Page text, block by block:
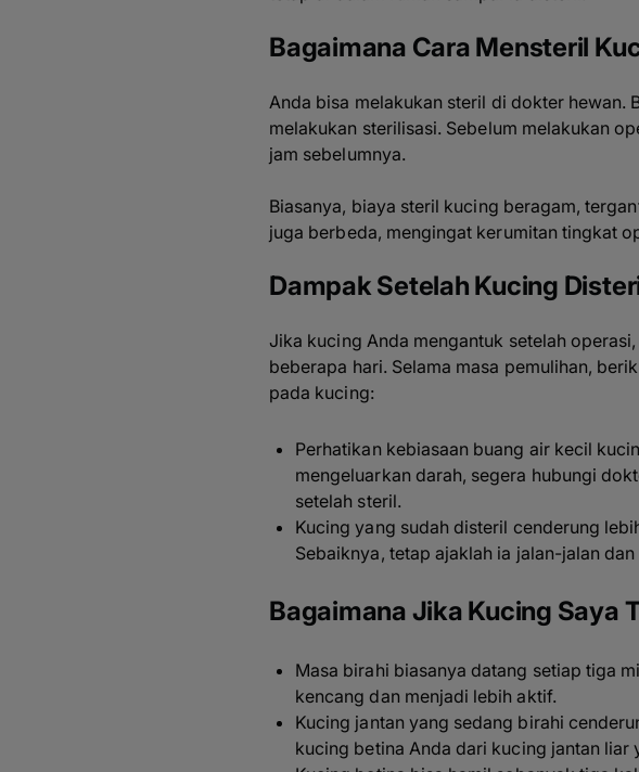
Bagaimana Cara Mensteril
Anda bisa melakukan steril di dokter hewan.
melakukan sterilisasi. Sebelum melakukan
jam sebelumnya.
Biasanya, biaya steril kucing beragam,
juga berbeda, mengingat kerumitan tingkat
Dampak Setelah Kucing
Jika kucing Anda mengantuk setelah
beberapa hari. Selama masa pemulihan,
pada kucing:
Perhatikan kebiasaan buang air kecil
mengeluarkan darah, segera hubungi
setelah steril.
Kucing yang sudah disteril cenderung
Sebaiknya, tetap ajaklah ia jalan-jalan
Bagaimana Jika Kucing Saya
Masa birahi biasanya datang setiap tiga
kencang dan menjadi lebih aktif.
Kucing jantan yang sedang birahi
kucing betina Anda dari kucing jantan liar